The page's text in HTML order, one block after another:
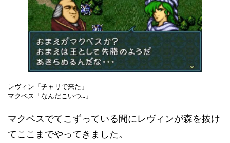
レヴィン「チャリで来た」
マクベス「なんだこいつ…」
マクベスでてこずっている間にレヴィンが森を抜け
てここまでやってきました。